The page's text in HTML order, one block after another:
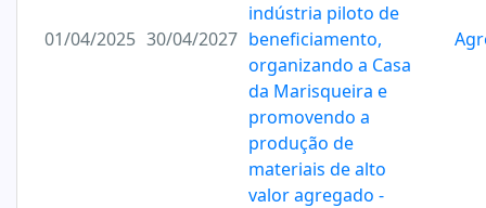
01/04/2025 30/04/2027
indústria piloto de
beneficiamento,
organizando a Casa
da Marisqueira e
promovendo a
produção de
materiais de alto
valor agregado -